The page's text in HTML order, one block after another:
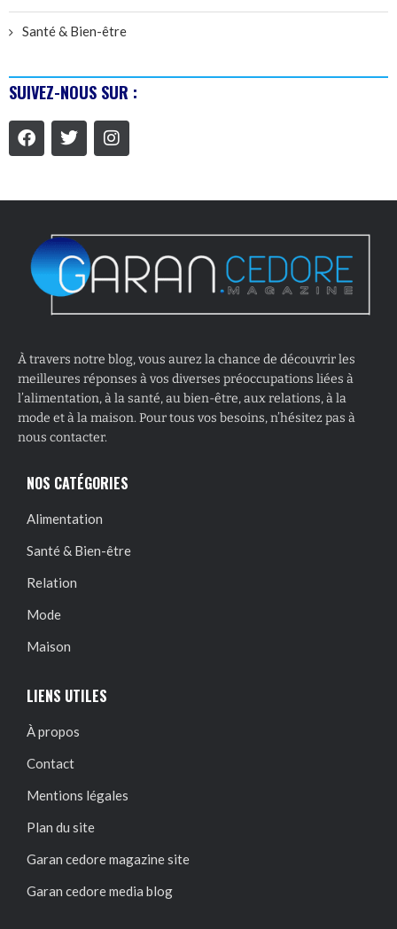
Santé & Bien-être
SUIVEZ-NOUS SUR :
À travers notre blog, vous aurez la chance de découvrir les
meilleures réponses à vos diverses préoccupations liées à
l’alimentation, à la santé, au bien-être, aux relations, à la
mode et à la maison. Pour tous vos besoins, n’hésitez pas à
nous contacter.
NOS CATÉGORIES
Alimentation
Santé & Bien-être
Relation
Mode
Maison
LIENS UTILES
À propos
Contact
Mentions légales
Plan du site
Garan cedore magazine site
Garan cedore media blog